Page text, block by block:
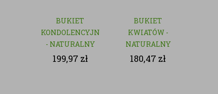
BUKIET
KONDOLENCYJNY
- NATURALNY
199,97 zł
BUKIET
KWIATÓW -
NATURALNY
180,47 zł